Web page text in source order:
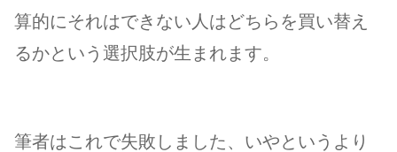
算的にそれはできない人はどちらを買い替え
るかという選択肢が生まれます。
筆者はこれで失敗しました、いやというより